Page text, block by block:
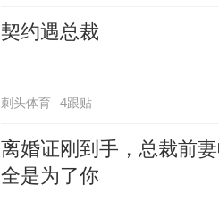
契约遇总裁
刺头体育 4跟贴
离婚证刚到手，总裁前
全是为了你